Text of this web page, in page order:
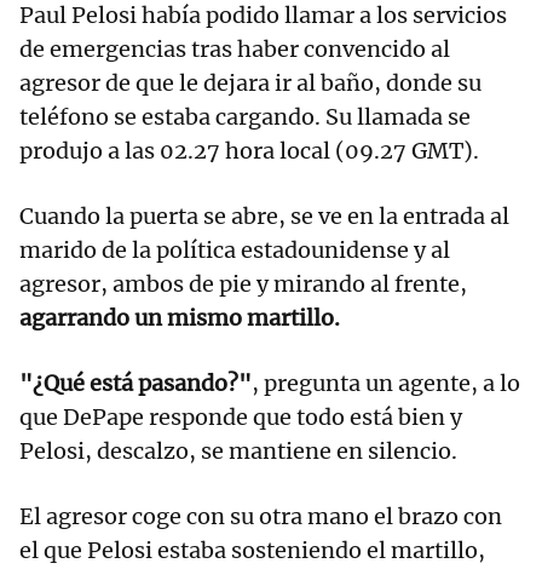
Paul Pelosi había podido llamar a los servicios
de emergencias tras haber convencido al
agresor de que le dejara ir al baño, donde su
teléfono se estaba cargando. Su llamada se
produjo a las 02.27 hora local (09.27 GMT).
Cuando la puerta se abre, se ve en la entrada al
marido de la política estadounidense y al
agresor, ambos de pie y mirando al frente,
agarrando un mismo martillo.
"¿Qué está pasando?", pregunta un agente, a lo
que DePape responde que todo está bien y
Pelosi, descalzo, se mantiene en silencio.
El agresor coge con su otra mano el brazo con
el que Pelosi estaba sosteniendo el martillo,